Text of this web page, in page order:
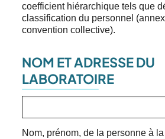
coefficient hiérarchique tels que
classification du personnel
convention collective).
NOM ET ADRESSE DU
LABORATOIRE
Nom, prénom, de la personne à la